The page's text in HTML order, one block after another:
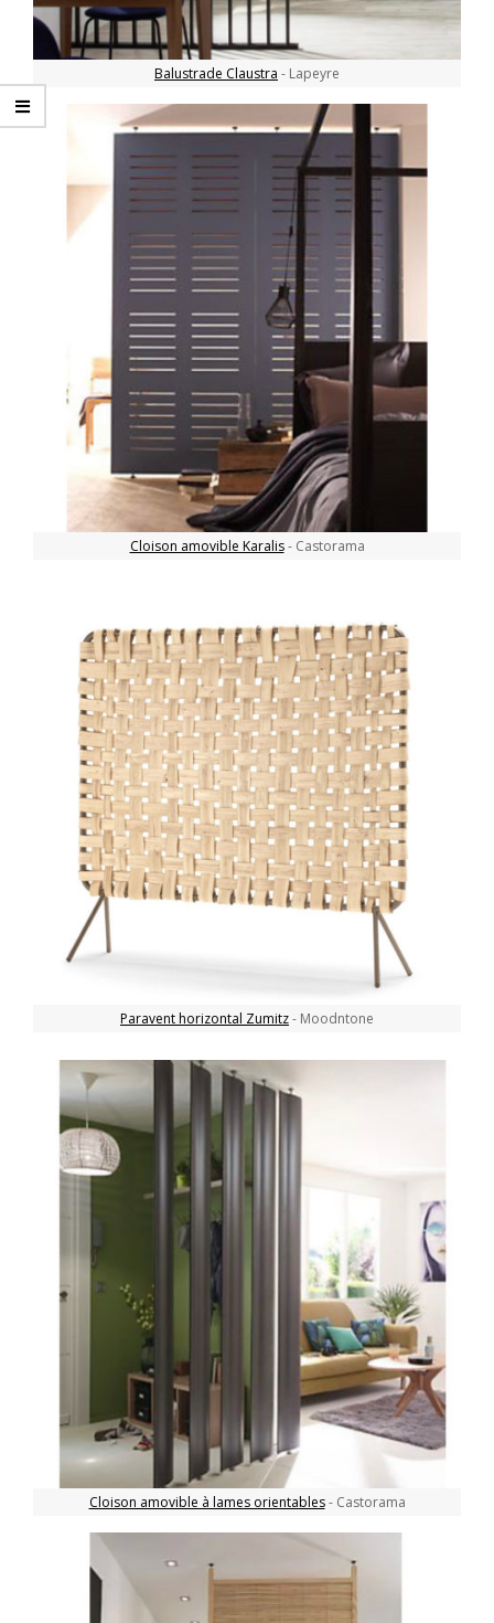
Balustrade Claustra - Lapeyre
Cloison amovible Karalis- Castorama
Paravent horizontal Zumitz- Moodntone
Cloison amovible à lames orientables- Castorama